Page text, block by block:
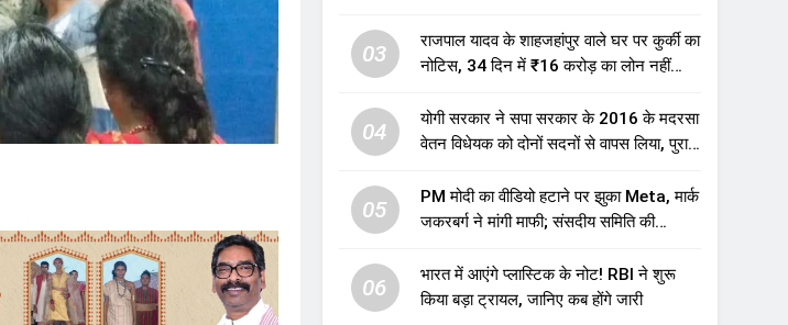
03
राजपाल यादव के शाहजहांपुर वाले घर पर कुर्की का
नोटिस, 34 दिन में ₹16 करोड़ का लोन नहीं
04
योगी सरकार ने सपा सरकार के 2016 के मदरसा
वेतन विधेयक को दोनों सदनों से वापस लिया, पुराने
उठाए सवाल
05
PM मोदी का वीडियो हटाने पर झुका Meta, मार्क
जकरबर्ग ने मांगी माफी; संसदीय समिति की
06
भारत में आएंगे प्लास्टिक के नोट! RBI ने शुरू
किया बड़ा ट्रायल, जानिए कब होंगे जारी